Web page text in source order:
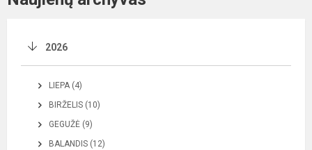
2026
LIEPA (4)
BIRŽELIS (10)
GEGUŽĖ (9)
BALANDIS (12)